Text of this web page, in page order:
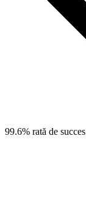
99.6% rată de succes